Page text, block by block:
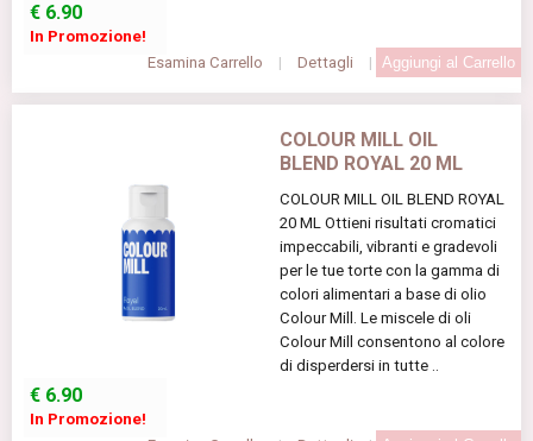
€ 6.90
In Promozione!
Esamina Carrello
| Dettagli |
COLOUR MILL OIL
BLEND ROYAL 20 ML
COLOUR MILL OIL BLEND ROYAL
20 ML Ottieni risultati cromatici
impeccabili, vibranti e gradevoli
per le tue torte con la gamma di
colori alimentari a base di olio
Colour Mill. Le miscele di oli
Colour Mill consentono al colore
di disperdersi in tutte ..
€ 6.90
In Promozione!